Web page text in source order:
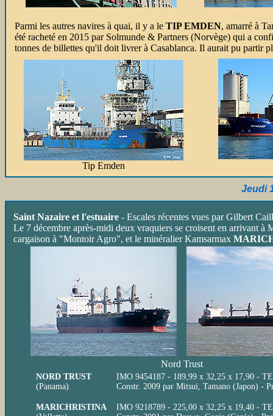
Parmi les autres navires à quai, il y a le TIP EMDEN, amarré à
été racheté en 2015 par Solmunde & Partners (Norvège) qui a
tonnes de billettes qu'il doit livrer à Casablanca. Il aurait pu partir
Tip Emden
Jeudi
Saint Nazaire et l'estuaire - Escales récentes vues par Gilbert
Le 7 décembre après-midi deux vraquiers se croisent en arrivant
cargaison à "Montoir Agro", et le minéralier Kamsarmax
Nord Trust
NORD TRUST
(Panama)
IMO 9454187 - 189,99 x 32,25 x 17,90 -
Constr. 2009 par Mitsui, Tamano (Japon) -
MARICHRISTINA
IMO 9218789 - 225,00 x 32,25 x 19,40 -